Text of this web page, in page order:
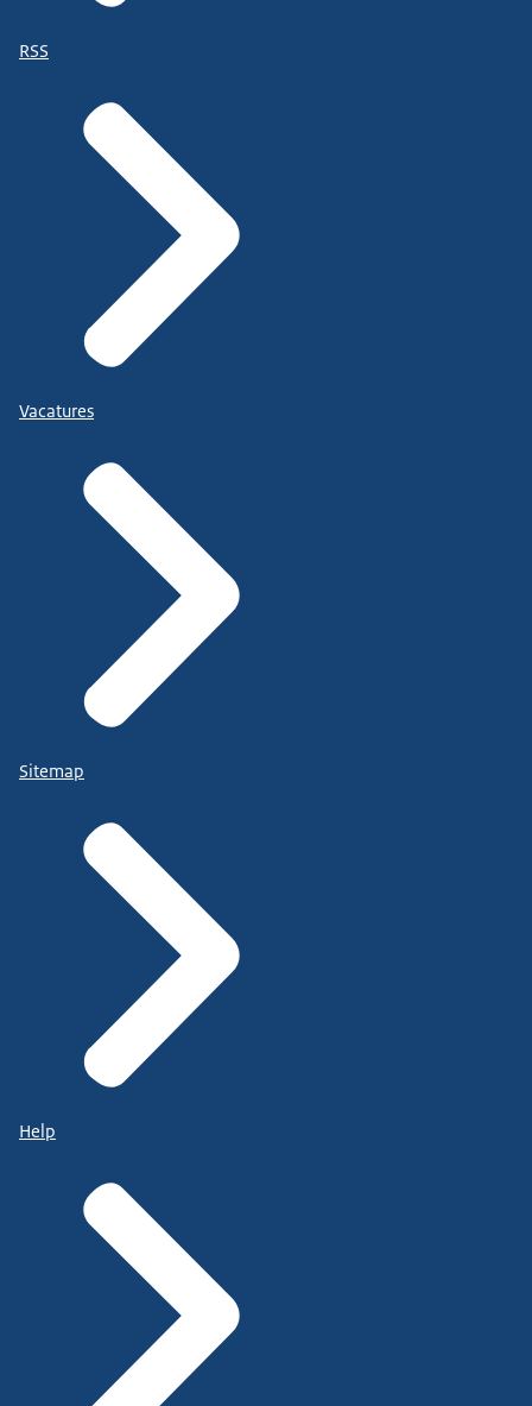
RSS
Vacatures
Sitemap
Help